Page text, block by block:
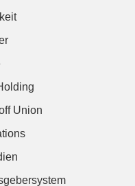
Union